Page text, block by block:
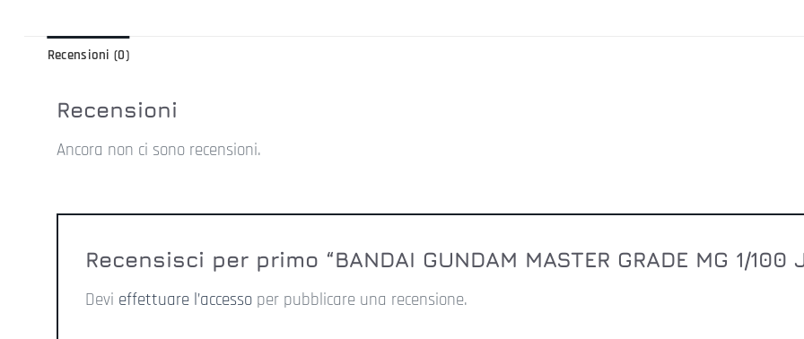
Recensioni (0)
Recensioni
Ancora non ci sono recensioni.
Recensisci per primo “BANDAI GUNDAM MASTER GRADE MG 1/100
Devi effettuare l’accesso per pubblicare una recensione.